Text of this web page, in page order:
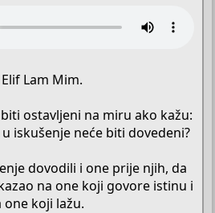
Elif Lam Mim.
ostavljeni na miru ako kažu:
iskušenje neće biti dovedeni?
dovodili i one prije njih, da
na one koji govore istinu i
one koji lažu.